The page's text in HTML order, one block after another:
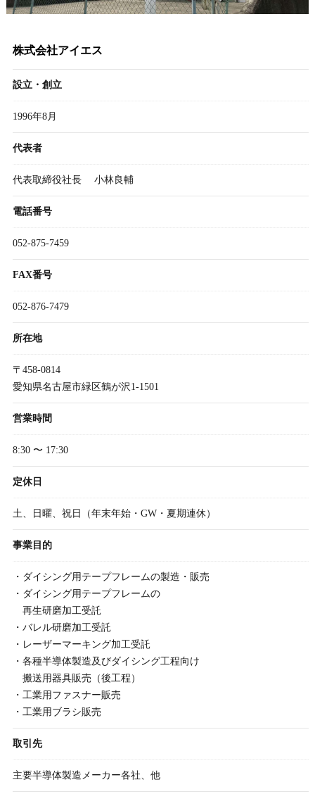
株式会社アイエス
設立・創立
1996年8月
代表者
代表取締役社長 小林良輔
電話番号
052-875-7459
FAX番号
052-876-7479
所在地
〒458-0814
愛知県名古屋市緑区鶴が沢1-1501
営業時間
8:30 〜 17:30
定休日
土、日曜、祝日（年末年始・GW・夏期連休）
事業目的
・ダイシング用テープフレームの製造・販売
・ダイシング用テープフレームの
再生研磨加工受託
・バレル研磨加工受託
・レーザーマーキング加工受託
・各種半導体製造及びダイシング工程向け
搬送用器具販売（後工程）
・工業用ファスナー販売
・工業用ブラシ販売
取引先
主要半導体製造メーカー各社、他